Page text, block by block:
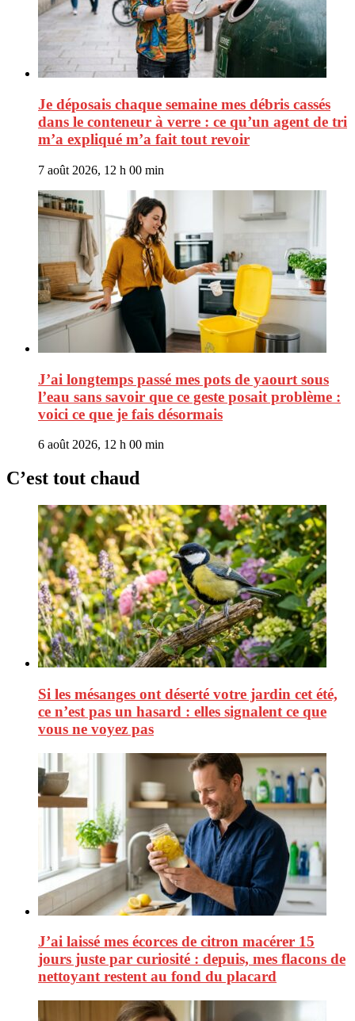
Je déposais chaque semaine mes débris cassés
dans le conteneur à verre : ce qu’un agent de tri
m’a expliqué m’a fait tout revoir
7 août 2026, 12 h 00 min
J’ai longtemps passé mes pots de yaourt sous
l’eau sans savoir que ce geste posait problème :
voici ce que je fais désormais
6 août 2026, 12 h 00 min
C’est tout chaud
Si les mésanges ont déserté votre jardin cet été,
ce n’est pas un hasard : elles signalent ce que
vous ne voyez pas
J’ai laissé mes écorces de citron macérer 15
jours juste par curiosité : depuis, mes flacons de
nettoyant restent au fond du placard